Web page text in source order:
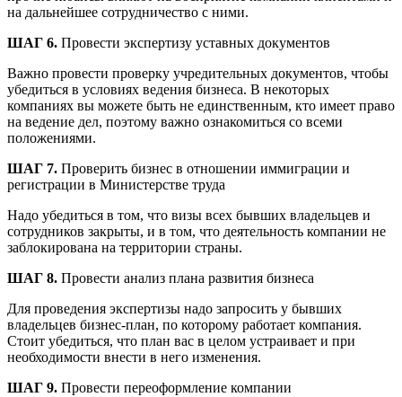
на дальнейшее сотрудничество с ними.
ШАГ 6. Провести экспертизу уставных документов
Важно провести проверку учредительных документов, чтобы
убедиться в условиях ведения бизнеса. В некоторых
компаниях вы можете быть не единственным, кто имеет право
на ведение дел, поэтому важно ознакомиться со всеми
положениями.
ШАГ 7. Проверить бизнес в отношении иммиграции и
регистрации в Министерстве труда
Надо убедиться в том, что визы всех бывших владельцев и
сотрудников закрыты, и в том, что деятельность компании не
заблокирована на территории страны.
ШАГ 8. Провести анализ плана развития бизнеса
Для проведения экспертизы надо запросить у бывших
владельцев бизнес-план, по которому работает компания.
Стоит убедиться, что план вас в целом устраивает и при
необходимости внести в него изменения.
ШАГ 9. Провести переоформление компании